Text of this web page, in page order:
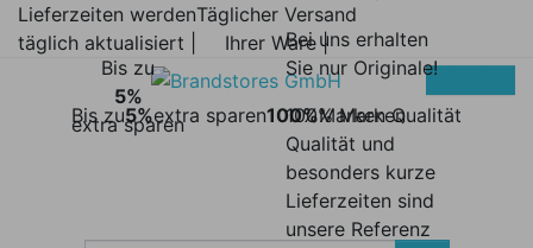
Lieferzeiten werden
täglich aktualisiert |
Täglicher Versand
Ihrer Ware |
Bis zu5%extra sparen
Bis zu
5%
extra sparen
100%Marken Qualität
Bei uns erhalten
Sie nur Originale!
100% Marken
Qualität und
besonders kurze
Lieferzeiten sind
unsere Referenz